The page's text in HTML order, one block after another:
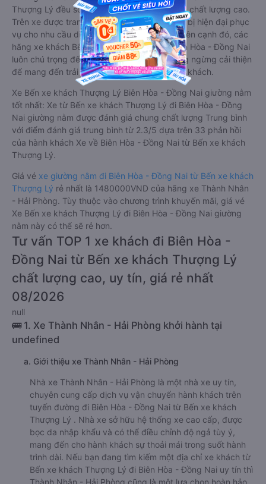
Thượng Lý đều sở hữu những xe giường nằm chất lượng cao.
Trên xe được trang bị đầy đủ các trang thiết bị hiện đại phục
vụ cho nhu cầu di chuyển của hành khách. Bên cạnh đó, các
hãng xe khách Bến xe khách Thượng Lý Biên Hòa - Đồng Nai
luôn chú trọng đến chất lượng dịch vụ, không ngừng cải thiện
để mang đến trải nghiệm hoàn hảo cho hành khách.
Xe Bến xe khách Thượng Lý Biên Hòa - Đồng Nai giường nằm
tốt nhất: Xe từ Bến xe khách Thượng Lý đi Biên Hòa - Đồng
Nai giường nằm được đánh giá chung chất lượng Trung bình
với điểm đánh giá trung bình từ 2.3/5 dựa trên 33 phản hồi
của hành khách Xe về Biên Hòa - Đồng Nai từ Bến xe khách
Thượng Lý.
Giá vé xe giường nằm đi Biên Hòa - Đồng Nai từ Bến xe khách
Thượng Lý rẻ nhất là 1480000VND của hãng xe Thành Nhân
- Hải Phòng. Tùy thuộc vào chương trình khuyến mãi, giá vé
Xe Bến xe khách Thượng Lý đi Biên Hòa - Đồng Nai giường
nằm này có thể sẽ rẻ hơn.
Tư vấn TOP 1 xe khách đi Biên Hòa -
Đồng Nai từ Bến xe khách Thượng Lý
chất lượng cao, uy tín, giá rẻ nhất
08/2026
null
🚌 1. Xe Thành Nhân - Hải Phòng khởi hành tại
undefined
a. Giới thiệu xe Thành Nhân - Hải Phòng
Nhà xe Thành Nhân - Hải Phòng là một nhà xe uy tín,
chuyên cung cấp dịch vụ vận chuyển hành khách trên
tuyến đường đi Biên Hòa - Đồng Nai từ Bến xe khách
Thượng Lý . Nhà xe sở hữu hệ thống xe cao cấp, được
bọc da nhập khẩu và có thể điều chỉnh độ ngả tùy ý,
mang đến cho hành khách sự thoải mái trong suốt hành
trình dài. Nếu bạn đang tìm kiếm một địa chỉ xe khách từ
Bến xe khách Thượng Lý đi Biên Hòa - Đồng Nai uy tín thì
Thành Nhân - Hải Phòng cũng là một lựa chọn hoàn hảo